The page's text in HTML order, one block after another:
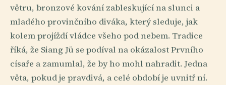
větru, bronzové kování zableskující na slunci a
mladého provinčního diváka, který sleduje, jak
kolem projíždí vládce všeho pod nebem. Tradice
říká, že Siang Jü se podíval na okázalost Prvního
císaře a zamumlal, že by ho mohl nahradit. Jedna
věta, pokud je pravdivá, a celé období je uvnitř ní.